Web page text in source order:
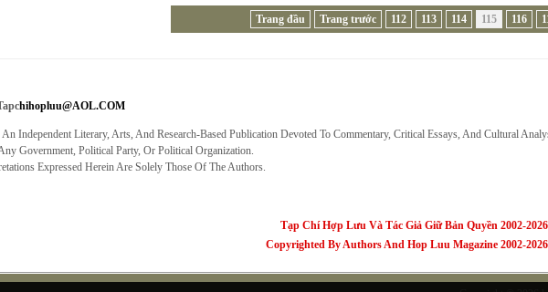
Trang đầu Trang trước 112 113 114 115 116
Hihopluu@AOL.COM
An Independent Literary, Arts, And Research-Based Publication Devoted To Commentary, Critical Essays, And Cultural
Government, Political Party, Or Political Organization.
Expressed Herein Are Solely Those Of The Authors.
Tạp Chí Hợp Lưu Và Tác Giả Giữ Bản Quyền 2002-2026
Copyrighted By Authors And Hop Luu Magazine 2002-2026